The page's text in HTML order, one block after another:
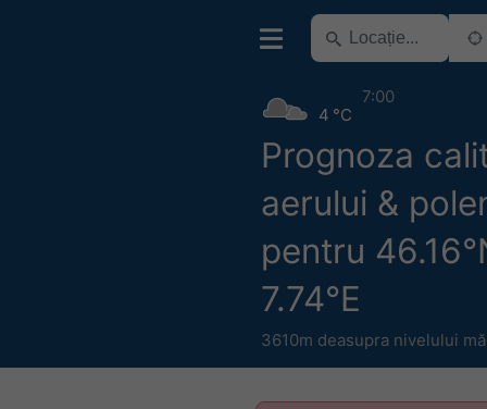
Prognoza
aerului &
pentru
7.74°E
3610m deasupra nivelului
4 °C
7:00